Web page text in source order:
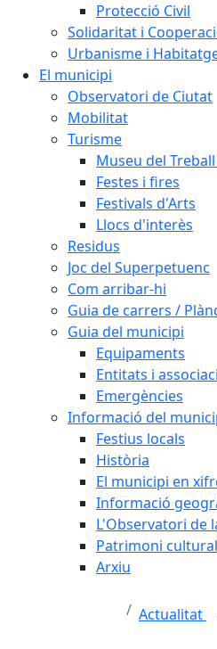
Protecció Civil
Solidaritat i
Urbanisme i
El municipi
Observatori de Ciutat
Mobilitat
Turisme
Museu del
Festes i fires
Festivals d'Arts
Llocs d'interès
Residus
Joc del Superpetuenc
Com arribar-hi
Guia de carrers /
Guia del municipi
Equipaments
Entitats i
Emergències
Informació del
Festius locals
Història
El municipi en
Informació
L'Observatori de
Patrimoni cultural
Arxiu
Actualitat